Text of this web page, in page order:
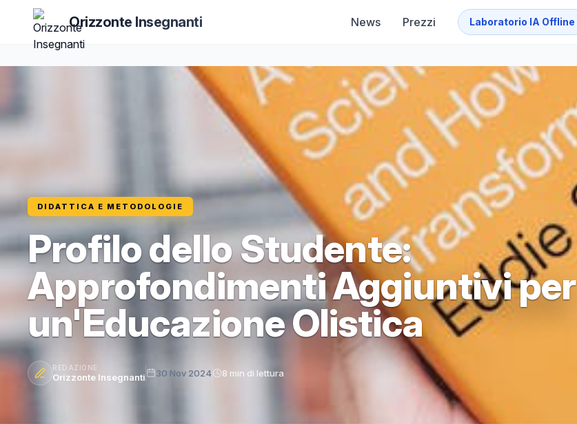
Orizzonte Insegnanti News Prezzi Laboratorio IA Offline
DIDATTICA E METODOLOGIE
Profilo dello Studente:
Approfondimenti Aggiuntivi per
un'Educazione Olistica
REDAZIONE
Orizzonte Insegnanti 30 Nov 2024 8 min di lettura